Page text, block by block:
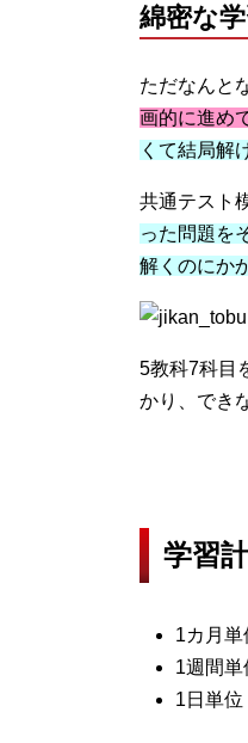
綿密な
ただなんと
画的に進め
くて結局解
共通テスト
った問題を
解くのにか
5教科7科目
かり、でき
学習
1カ月単
1週間単
1日単位